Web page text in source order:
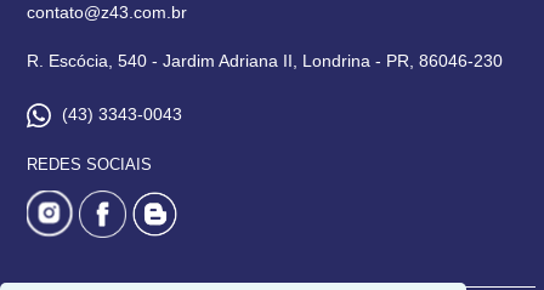
contato@z43.com.br
R. Escócia, 540 - Jardim Adriana II, Londrina - PR, 86046-230
(43) 3343-0043
REDES SOCIAIS